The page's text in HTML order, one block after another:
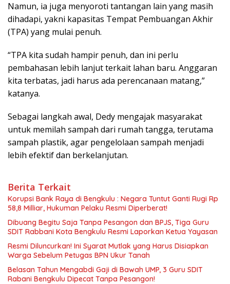
Namun, ia juga menyoroti tantangan lain yang masih
dihadapi, yakni kapasitas Tempat Pembuangan Akhir
(TPA) yang mulai penuh.
“TPA kita sudah hampir penuh, dan ini perlu
pembahasan lebih lanjut terkait lahan baru. Anggaran
kita terbatas, jadi harus ada perencanaan matang,”
katanya.
Sebagai langkah awal, Dedy mengajak masyarakat
untuk memilah sampah dari rumah tangga, terutama
sampah plastik, agar pengelolaan sampah menjadi
lebih efektif dan berkelanjutan.
Berita Terkait
Korupsi Bank Raya di Bengkulu : Negara Tuntut Ganti Rugi Rp
58,8 Milliar, Hukuman Pelaku Resmi Diperberat!
Dibuang Begitu Saja Tanpa Pesangon dan BPJS, Tiga Guru
SDIT Rabbani Kota Bengkulu Resmi Laporkan Ketua Yayasan
Resmi Diluncurkan! Ini Syarat Mutlak yang Harus Disiapkan
Warga Sebelum Petugas BPN Ukur Tanah
Belasan Tahun Mengabdi Gaji di Bawah UMP, 3 Guru SDIT
Rabani Bengkulu Dipecat Tanpa Pesangon!